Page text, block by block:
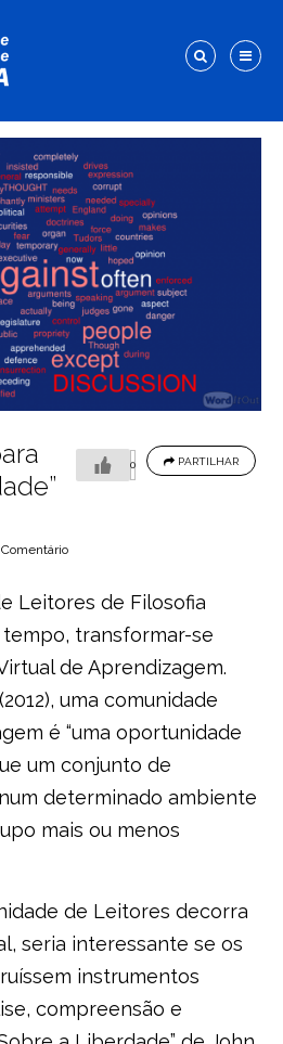
0 PARTILHAR
Comentário
Leitores de Filosofia
transformar-se
de Aprendizagem.
, uma comunidade
é “uma oportunidade
um conjunto de
determinado ambiente
mais ou menos
de Leitores decorra
seria interessante se os
instrumentos
compreensão e